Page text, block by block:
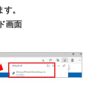
。
画面